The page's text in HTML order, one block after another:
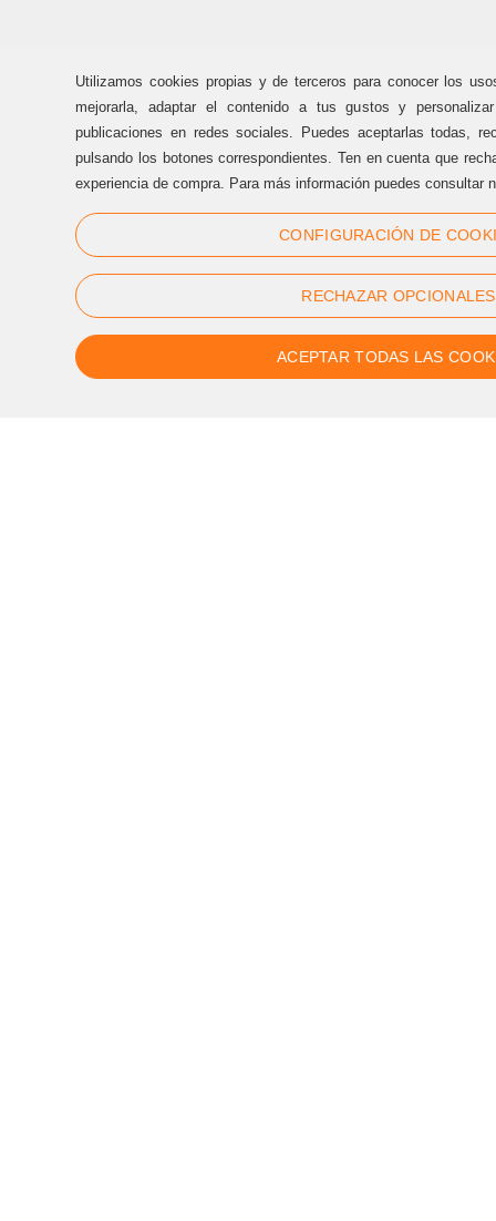
Oficines Sternalia:
(+34) 93 170 17 97
info@sternalia.com
Dill-Dij de 9:00h a 17:00h
Div de 9:00h a 17:00h
Utilizamos cookies propias y de terceros para conocer los
mejorarla, adaptar el contenido a tus gustos y
publicaciones en redes sociales. Puedes aceptarlas todas,
pulsando los botones correspondientes. Ten en cuenta que
experiencia de compra. Para más información puedes consultar
CONFIGURACIÓN DE
RECHAZAR OPCIONALES
ACEPTAR TODAS LAS